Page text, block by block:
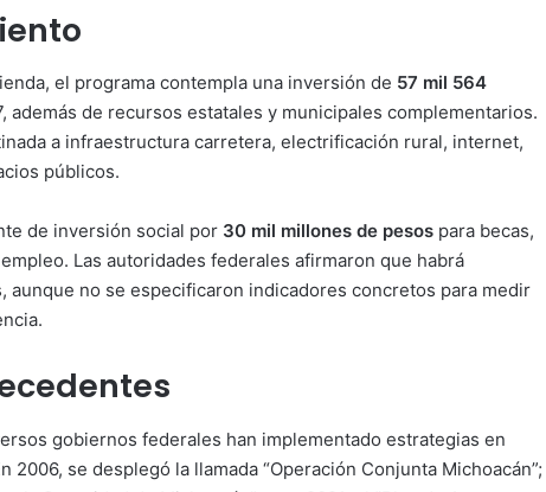
el programa contempla una inversión de 57 mil 564
además de recursos estatales y municipales complementarios.
a infraestructura carretera, electrificación rural, internet,
públicos.
de inversión social por 30 mil millones de pesos para becas,
Las autoridades federales afirmaron que habrá
aunque no se especificaron indicadores concretos para medir
gobiernos federales han implementado estrategias en
2006, se desplegó la llamada “Operación Conjunta Michoacán”;